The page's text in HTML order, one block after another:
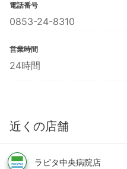
電話番号
0853-24-8310
営業時間
24時間
近くの店舗
ラピタ中央病院店